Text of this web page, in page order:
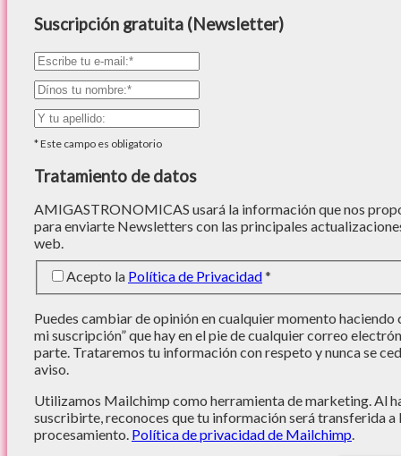
Suscripción gratuita (Newsletter)
*Este campo es obligatorio
Tratamiento de datos
AMIGASTRONOMICAS usará la información que nos
para enviarte Newsletters con las principales
web.
Acepto la Política de Privacidad*
Puedes cambiar de opinión en cualquier momento haciendo
mi suscripción” que hay en el pie de cualquier correo
parte. Trataremos tu información con respeto y nunca se
aviso.
Utilizamos Mailchimp como herramienta de marketing. Al
suscribirte, reconoces que tu información será transferida
procesamiento. Política de privacidad de Mailchimp.